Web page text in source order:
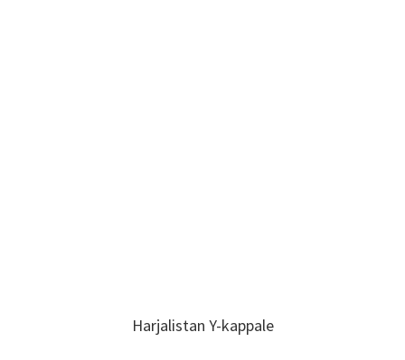
Harjalistan Y-kappale
Harjalistan Y-kappale